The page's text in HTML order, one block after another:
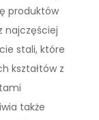
produktów
najczęściej
stali, które
kształtów z
także